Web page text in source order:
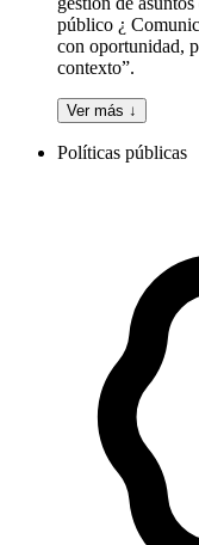
público ¿
con oportunidad,
contexto”.
Ver más ↓
Políticas públicas